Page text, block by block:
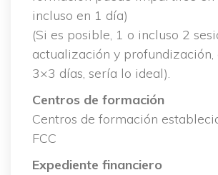
incluso en 1 día)
(Si es posible, 1 o incluso 2
actualización y profundización,
3×3 días, sería lo ideal).
Centros de formación
Centros de formación
FCC
Expediente financiero